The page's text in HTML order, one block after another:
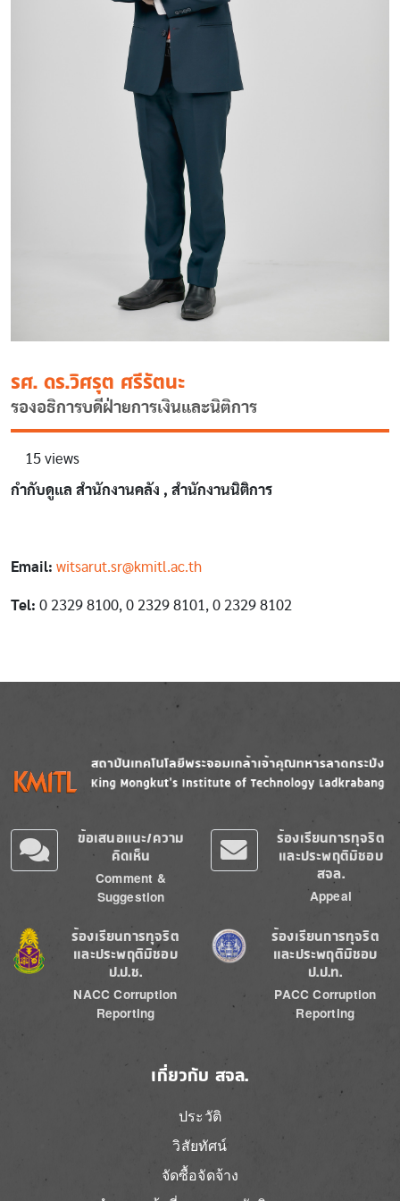
รศ. ดร.วิศรุต ศรีรัตนะ
รองอธิการบดีฝ่ายการเงินและนิติการ
15 views
กำกับดูแล สำนักงานคลัง , สำนักงานนิติการ
Email: witsarut.sr@kmitl.ac.th
Tel: 0 2329 8100, 0 2329 8101, 0 2329 8102
Image
ข้อเสนอแนะ/ความ
คิดเห็น
Comment &
Suggestion
ร้องเรียนการทุจริต
และประพฤติมิชอบ
สจล.
Appeal
Image
ร้องเรียนการทุจริต
และประพฤติมิชอบ
ป.ป.ช.
NACC Corruption
Reporting
Image
ร้องเรียนการทุจริต
และประพฤติมิชอบ
ป.ป.ท.
PACC Corruption
Reporting
เกี่ยวกับ สจล.
ประวัติ
วิสัยทัศน์
จัดซื้อจัดจ้าง